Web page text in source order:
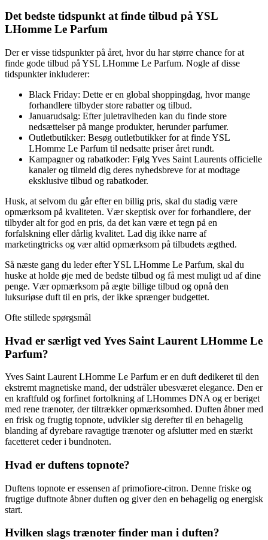
Det bedste tidspunkt at finde tilbud på YSL
LHomme Le Parfum
Der er visse tidspunkter på året, hvor du har større chance for at
finde gode tilbud på YSL LHomme Le Parfum. Nogle af disse
tidspunkter inkluderer:
Black Friday: Dette er en global shoppingdag, hvor mange
forhandlere tilbyder store rabatter og tilbud.
Januarudsalg: Efter juletravlheden kan du finde store
nedsættelser på mange produkter, herunder parfumer.
Outletbutikker: Besøg outletbutikker for at finde YSL
LHomme Le Parfum til nedsatte priser året rundt.
Kampagner og rabatkoder: Følg Yves Saint Laurents officielle
kanaler og tilmeld dig deres nyhedsbreve for at modtage
eksklusive tilbud og rabatkoder.
Husk, at selvom du går efter en billig pris, skal du stadig være
opmærksom på kvaliteten. Vær skeptisk over for forhandlere, der
tilbyder alt for god en pris, da det kan være et tegn på en
forfalskning eller dårlig kvalitet. Lad dig ikke narre af
marketingtricks og vær altid opmærksom på tilbudets ægthed.
Så næste gang du leder efter YSL LHomme Le Parfum, skal du
huske at holde øje med de bedste tilbud og få mest muligt ud af dine
penge. Vær opmærksom på ægte billige tilbud og opnå den
luksuriøse duft til en pris, der ikke sprænger budgettet.
Ofte stillede spørgsmål
Hvad er særligt ved Yves Saint Laurent LHomme Le
Parfum?
Yves Saint Laurent LHomme Le Parfum er en duft dedikeret til den
ekstremt magnetiske mand, der udstråler ubesværet elegance. Den er
en kraftfuld og forfinet fortolkning af LHommes DNA og er beriget
med rene trænoter, der tiltrækker opmærksomhed. Duften åbner med
en frisk og frugtig topnote, udvikler sig derefter til en behagelig
blanding af dyrebare ravagtige trænoter og afslutter med en stærkt
facetteret ceder i bundnoten.
Hvad er duftens topnote?
Duftens topnote er essensen af primofiore-citron. Denne friske og
frugtige duftnote åbner duften og giver den en behagelig og energisk
start.
Hvilken slags trænoter finder man i duften?